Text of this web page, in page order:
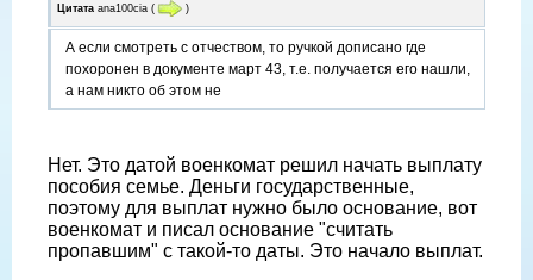
Цитата ana100cia ( )
А если смотреть с отчеством, то ручкой дописано где
похоронен в документе март 43, т.е. получается его нашли,
а нам никто об этом не
Нет. Это датой военкомат решил начать выплату
пособия семье. Деньги государственные,
поэтому для выплат нужно было основание, вот
военкомат и писал основание "считать
пропавшим" с такой-то даты. Это начало выплат.